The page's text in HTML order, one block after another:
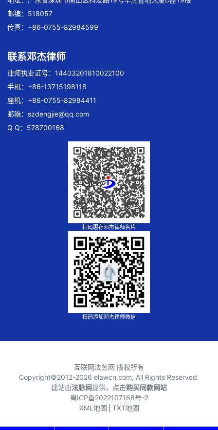
邮编：518057
传真：+86-0755-82984599
联系邓杰律师
律师执业证号：14403201810022100
手机：+86-13715198118
座机：+86-0755-82984411
邮箱： szdengjie@qq.com
Q Q：578700168
扫码惠存邓杰律师名片
扫码添加邓杰律师微信
互联网法务网 版权所有
Copyright©2012-2026 elawcn.com, All Rights Reserved.
建站由法脉网提供，点击购买同款网站
粤ICP备2022107168号-2
XML地图 TXT地图